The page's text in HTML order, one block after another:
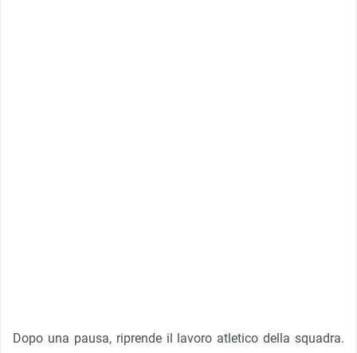
Dopo una pausa, riprende il lavoro atletico della squadra.